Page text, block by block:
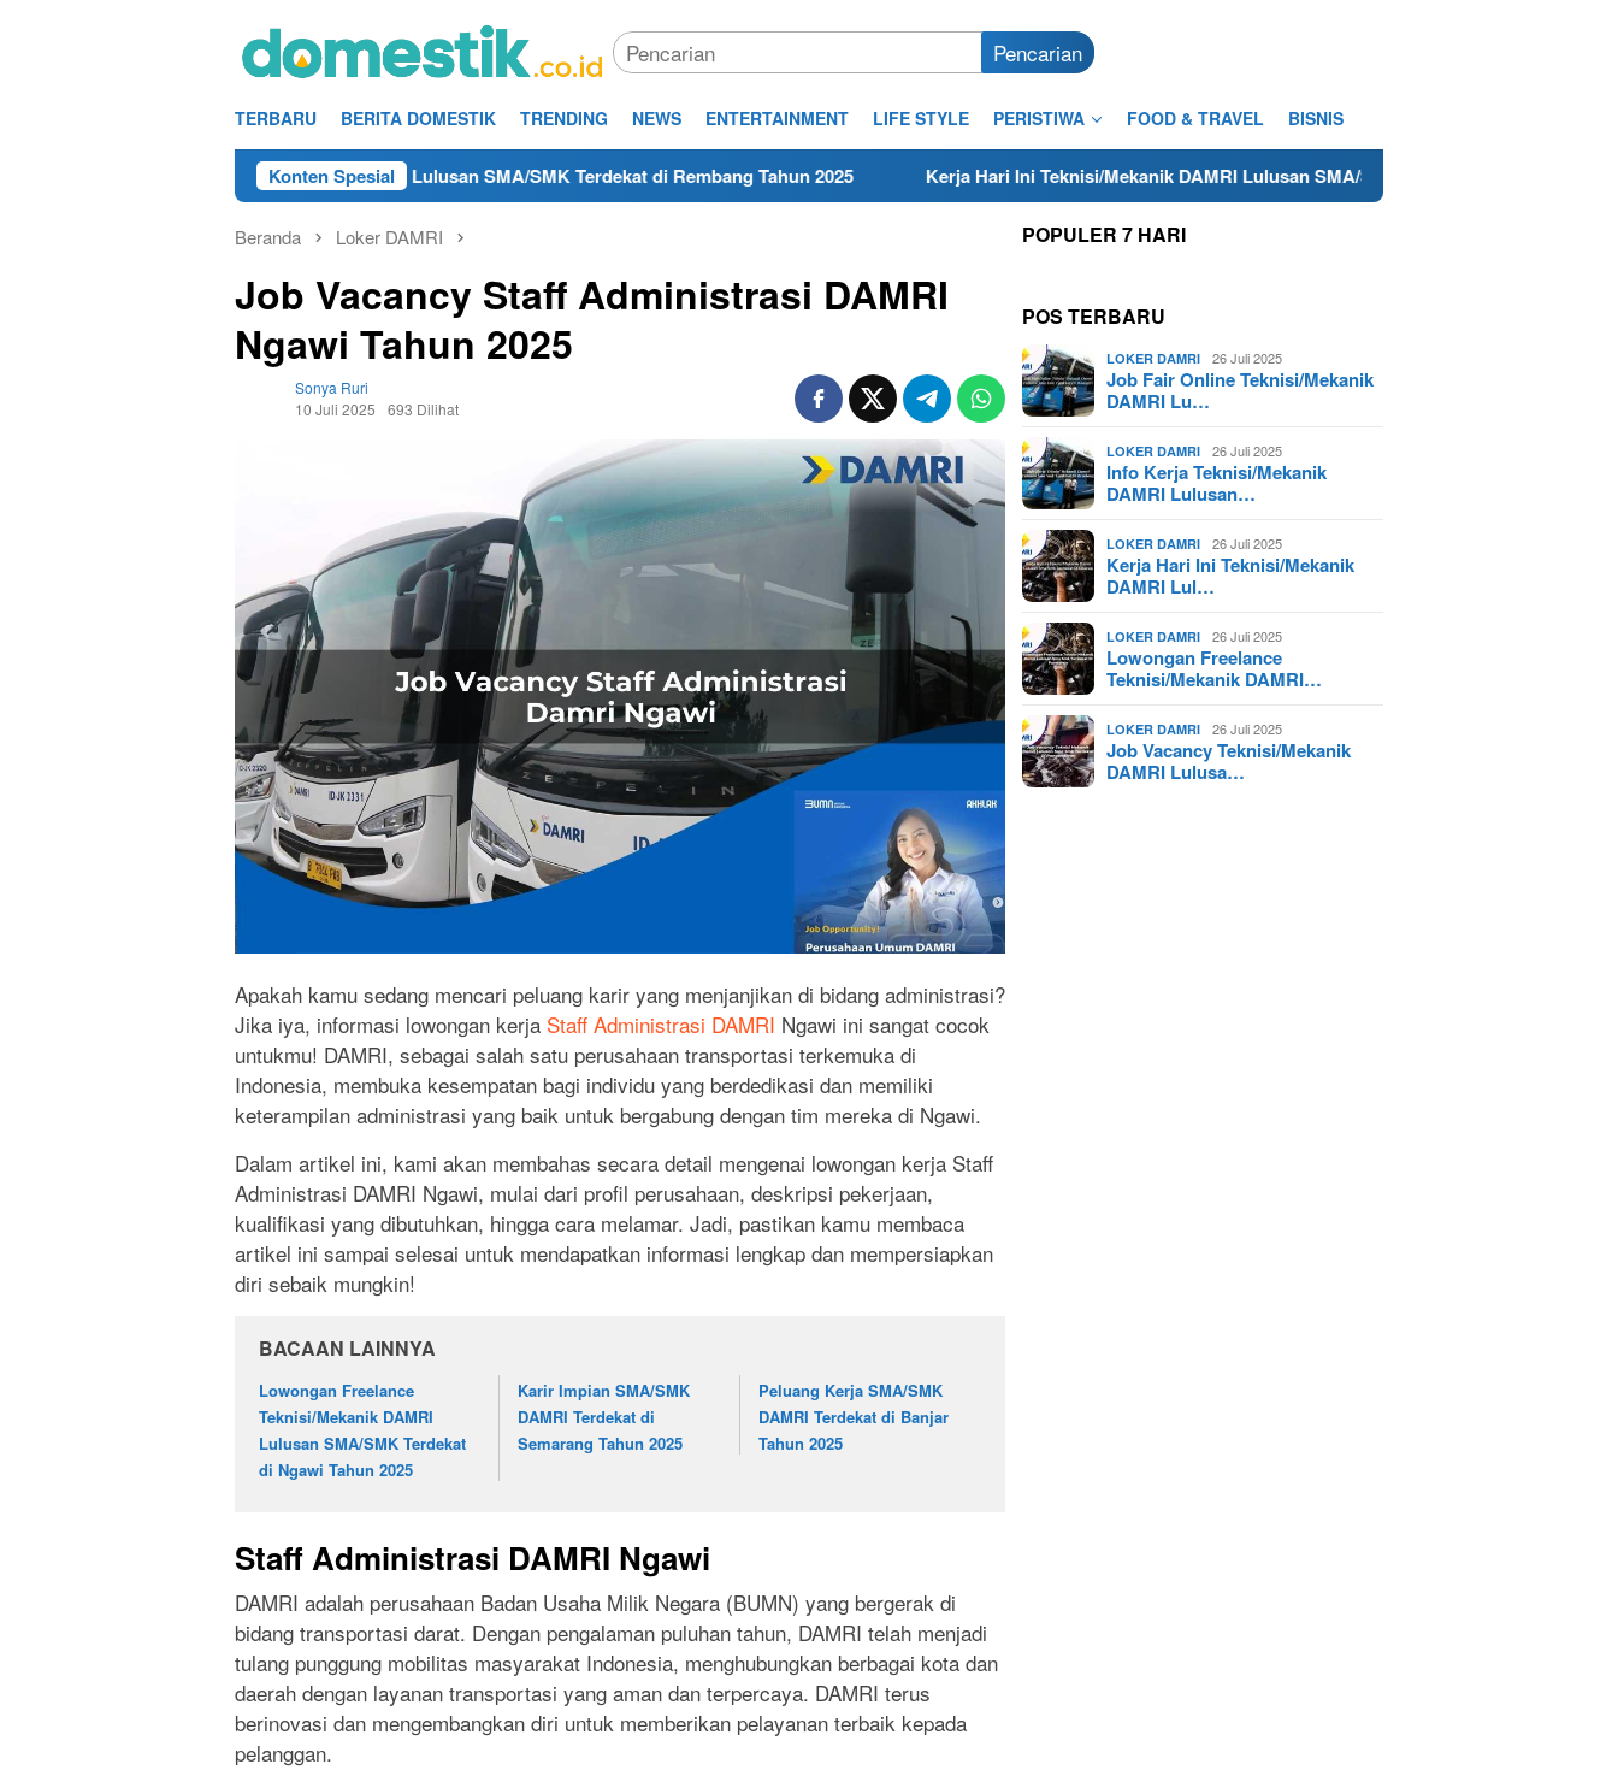
Pencarian
TERBARU BERITA DOMESTIK TRENDING NEWS ENTERTAINMENT LIFE STYLE PERISTIWA FOOD & TRAVEL BISNIS
Konten Spesial
Teknisi/Mekanik DAMRI Lulusan SMA/SMK Terdekat di Rembang Tahun 2025 Kerja Hari Ini Teknisi/Mekanik DAMRI Lulusan SMA/SMK Terdekat di Cilacap Tahun 2025
Beranda Loker DAMRI
Job Vacancy Staff Administrasi DAMRI
Ngawi Tahun 2025
Sonya Ruri
10 Juli 2025
693 Dilihat
Apakah kamu sedang mencari peluang karir yang menjanjikan di bidang administrasi?
Jika iya, informasi lowongan kerja Staff Administrasi DAMRI Ngawi ini sangat cocok
untukmu! DAMRI, sebagai salah satu perusahaan transportasi terkemuka di
Indonesia, membuka kesempatan bagi individu yang berdedikasi dan memiliki
keterampilan administrasi yang baik untuk bergabung dengan tim mereka di Ngawi.
Dalam artikel ini, kami akan membahas secara detail mengenai lowongan kerja Staff
Administrasi DAMRI Ngawi, mulai dari profil perusahaan, deskripsi pekerjaan,
kualifikasi yang dibutuhkan, hingga cara melamar. Jadi, pastikan kamu membaca
artikel ini sampai selesai untuk mendapatkan informasi lengkap dan mempersiapkan
diri sebaik mungkin!
BACAAN LAINNYA
Lowongan Freelance
Teknisi/Mekanik DAMRI
Lulusan SMA/SMK Terdekat
di Ngawi Tahun 2025
Karir Impian SMA/SMK
DAMRI Terdekat di
Semarang Tahun 2025
Peluang Kerja SMA/SMK
DAMRI Terdekat di Banjar
Tahun 2025
Staff Administrasi DAMRI Ngawi
DAMRI adalah perusahaan Badan Usaha Milik Negara (BUMN) yang bergerak di
bidang transportasi darat. Dengan pengalaman puluhan tahun, DAMRI telah menjadi
tulang punggung mobilitas masyarakat Indonesia, menghubungkan berbagai kota dan
daerah dengan layanan transportasi yang aman dan terpercaya. DAMRI terus
berinovasi dan mengembangkan diri untuk memberikan pelayanan terbaik kepada
pelanggan.
POPULER 7 HARI
POS TERBARU
LOKER DAMRI 26 Juli 2025
Job Fair Online Teknisi/Mekanik
DAMRI Lu…
LOKER DAMRI 26 Juli 2025
Info Kerja Teknisi/Mekanik
DAMRI Lulusan…
LOKER DAMRI 26 Juli 2025
Kerja Hari Ini Teknisi/Mekanik
DAMRI Lul…
LOKER DAMRI 26 Juli 2025
Lowongan Freelance
Teknisi/Mekanik DAMRI…
LOKER DAMRI 26 Juli 2025
Job Vacancy Teknisi/Mekanik
DAMRI Lulusa…